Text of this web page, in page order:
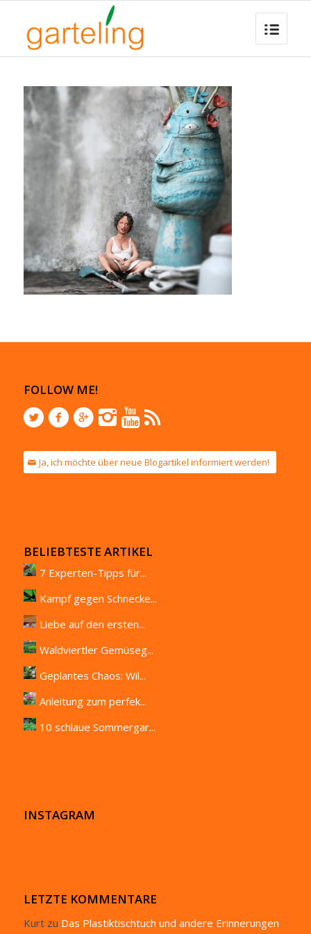
FOLLOW ME!
Ja, ich möchte über neue Blogartikel informiert werden!
BELIEBTESTE ARTIKEL
7 Experten-Tipps für...
Kampf gegen Schnecke...
Liebe auf den ersten...
Waldviertler Gemüseg...
Geplantes Chaos: Wil...
Anleitung zum perfek...
10 schlaue Sommergar...
INSTAGRAM
LETZTE KOMMENTARE
Kurtzu Das Plastiktischtuch und andere Erinnerungen